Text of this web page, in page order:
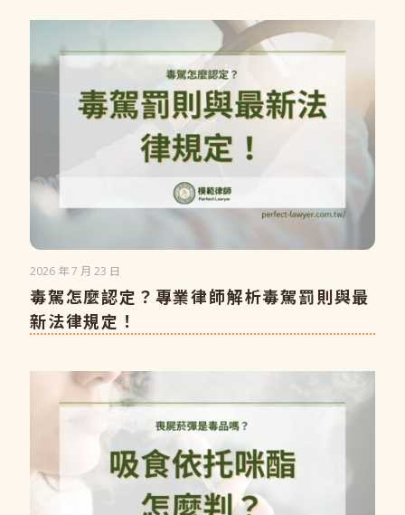
2026 年 7 月 23 日
毒駕怎麼認定？專業律師解析毒駕罰則與最
新法律規定！